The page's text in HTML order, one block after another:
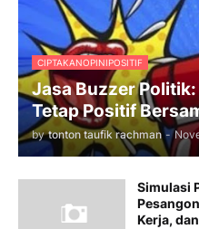
CIPTAKANOPINIPOSITIF
Jasa Buzzer
Tetap Positif
by tonton taufik rachman -
Simulasi
Kerja,